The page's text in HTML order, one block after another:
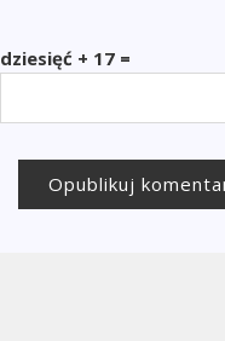
dziesięć + 17 =